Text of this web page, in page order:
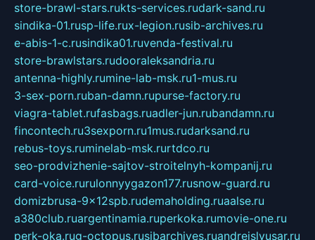
store-brawl-stars.rukts-services.rudark-sand.ru
sindika-01.rusp-life.rux-legion.rusib-archives.ru
e-abis-1-c.rusindika01.ruvenda-festival.ru
store-brawlstars.rudooraleksandria.ru
antenna-highly.rumine-lab-msk.ru1-mus.ru
3-sex-porn.ruban-damn.rupurse-factory.ru
viagra-tablet.rufasbags.ruadler-jun.rubandamn.ru
fincontech.ru3sexporn.ru1mus.rudarksand.ru
rebus-toys.ruminelab-msk.rurtdco.ru
seo-prodvizhenie-sajtov-stroitelnyh-kompanij.ru
card-voice.rurulonnyygazon177.rusnow-guard.ru
domizbrusa-9x12spb.rudemaholding.ruaalse.ru
a380club.ruargentinamia.ruperkoka.rumovie-one.ru
perk-oka.rug-octopus.rusibarchives.ruandreislyusar.ru